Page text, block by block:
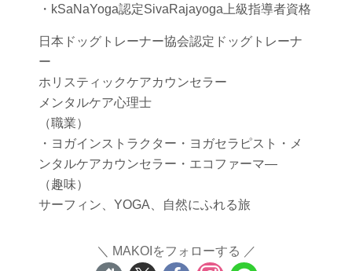
・kSaNaYoga認定SivaRajayoga上級指導者資格
日本ドッグトレーナー協会認定ドッグトレーナ
ー
ホリスティックケアカウンセラー
メンタルケア心理士
（職業）
・ヨガインストラクター・ヨガセラピスト・メ
ンタルケアカウンセラー・エコファーマ―
（趣味）
サーフィン、YOGA、自然にふれる旅
MAKOIをフォローする